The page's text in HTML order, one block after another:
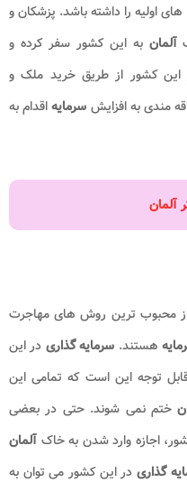
اولیه را داشته باشد. پزشکان و
آلمان به این کشور سفر کرده و
این کشور از طریق خرید ملک و
مندی به افزایش سرمایهاقدام به
آلمان
محبوب ترین روش های مهاجرت
هستند. سرمایه گذاری در این
توجه این است که تمامی این
ختم نمی شوند. حتی در بعضی
اجازه وارد شدن به خاک آلمان
گذاری در این کشور می توان به